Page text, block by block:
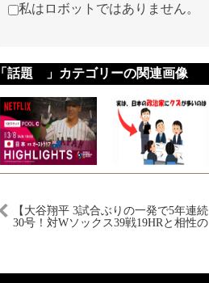
私はロボットではありません。
「話題 」カテゴリーの関連画像
【大谷翔平 3試合ぶりの一発で5年連続
30号！対Wソックス39戦19HRと相性の